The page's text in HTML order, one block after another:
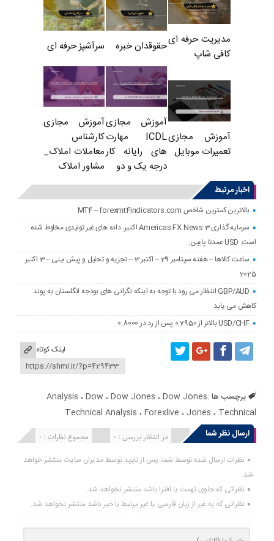
مدیریت حرفه ای
کافی شاپ
حقوقدان خبره سرآشپز حرفه ای
آموزش مجازی
تعمیرات موبایل
آموزش مجازی
ICDL مهارت
های رایانه کار
درجه یک و دو
آموزش مجازی
کارشناس
معاملات املاک_
مشاور املاک
اخبار مرتبط
بالاترین کمترین شاخص MT4 – forexmt4indicators.com
سرمایه گذاری Americas FX News 3 اکتبر: داده های غیر تولیدی مخلوط شده
است. USD عمدتا پایین.
ساعت کالاها – هفته سپتامبر 29 – اکتبر 3 – تجزیه و تحلیل و پیش بینی – 3 اکتبر
2025
GBP/AUD انتظار می رود با توجه به اینکه نگرانی های بودجه انگلستان به پوند
کاهش می یابد
USD/CHF بالاتر از 0.7950 پس از رد در 0.8000
لینک کوتاه
برچسب ها : Analysis ، Dow، Dow Jones ، Dow Jones
Technical Analysis ، Forexlive ، Jones ، Technical
ارسال نظر شما
مجموع نظرات : 0 در انتظار بررسی : 0 انتشار یافته : 0
نظرات ارسال شده توسط شما، پس از تایید توسط مدیران سایت منتشر خواهد
شد.
نظراتی که حاوی تهمت یا افترا باشد منتشر نخواهد شد.
نظراتی که به غیر از زبان فارسی یا غیر مرتبط با خبر باشد منتشر نخواهد شد.